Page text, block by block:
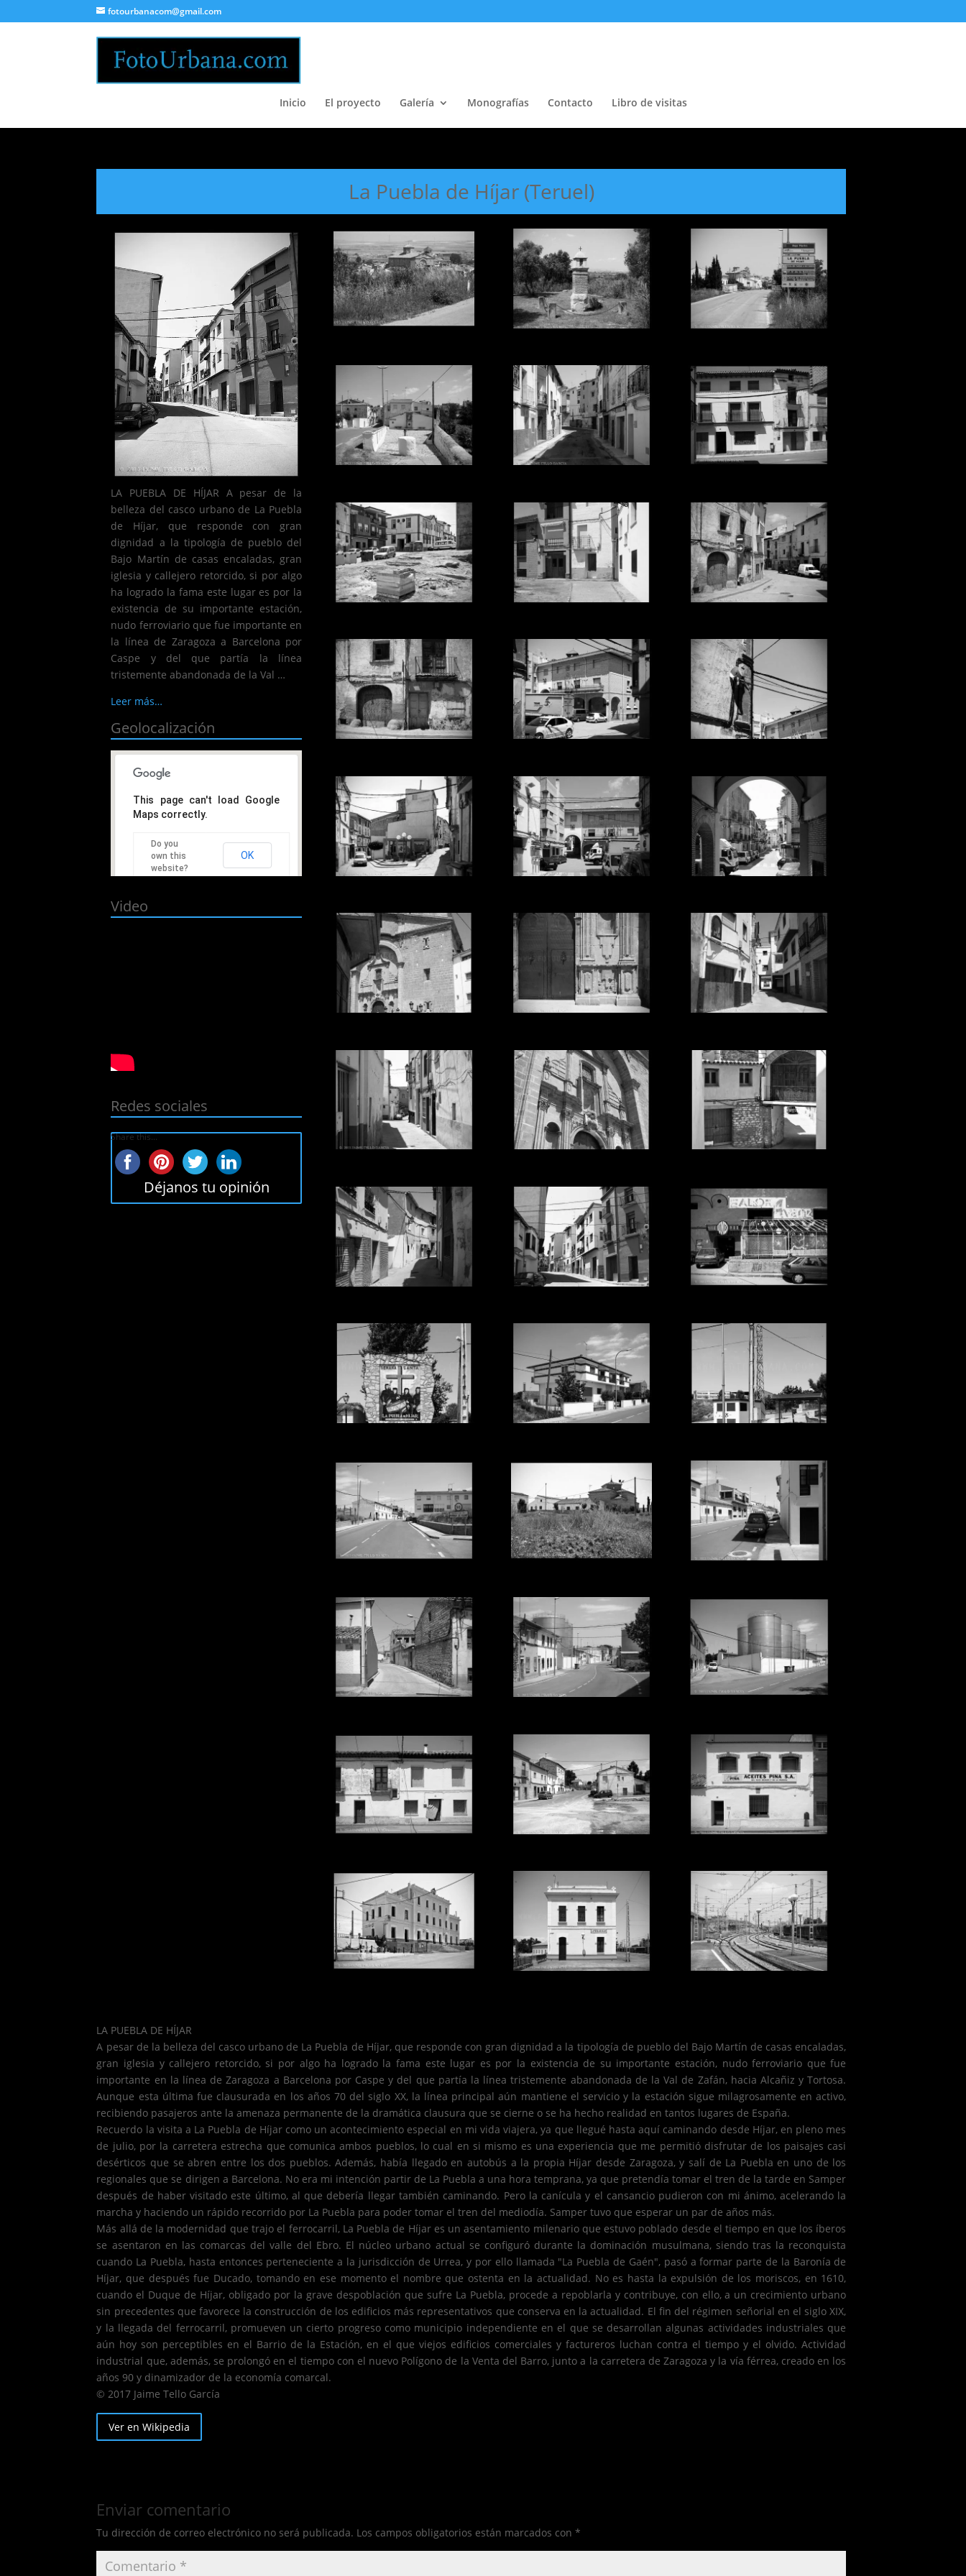
fotourbanacom@gmail.com
Inicio El proyecto Galería Monografías Contacto Libro de visitas
La Puebla de Híjar (Teruel)
LA PUEBLA DE HÍJAR A pesar de la
belleza del casco urbano de La Puebla
de Híjar, que responde con gran
dignidad a la tipología de pueblo del
Bajo Martín de casas encaladas, gran
iglesia y callejero retorcido, si por algo
ha logrado la fama este lugar es por la
existencia de su importante estación,
nudo ferroviario que fue importante en
la línea de Zaragoza a Barcelona por
Caspe y del que partía la línea
tristemente abandonada de la Val …
Leer más…
Geolocalización
This page can't load Google
Maps correctly.
Do you
own this
website?
OK
Video
Redes sociales
Share this...
Déjanos tu opinión
LA PUEBLA DE HÍJAR
A pesar de la belleza del casco urbano de La Puebla de Híjar, que responde con gran dignidad a la tipología de pueblo del Bajo Martín de casas encaladas,
gran iglesia y callejero retorcido, si por algo ha logrado la fama este lugar es por la existencia de su importante estación, nudo ferroviario que fue
importante en la línea de Zaragoza a Barcelona por Caspe y del que partía la línea tristemente abandonada de la Val de Zafán, hacia Alcañiz y Tortosa.
Aunque esta última fue clausurada en los años 70 del siglo XX, la línea principal aún mantiene el servicio y la estación sigue milagrosamente en activo,
recibiendo pasajeros ante la amenaza permanente de la dramática clausura que se cierne o se ha hecho realidad en tantos lugares de España.
Recuerdo la visita a La Puebla de Híjar como un acontecimiento especial en mi vida viajera, ya que llegué hasta aquí caminando desde Híjar, en pleno mes
de julio, por la carretera estrecha que comunica ambos pueblos, lo cual en si mismo es una experiencia que me permitió disfrutar de los paisajes casi
desérticos que se abren entre los dos pueblos. Además, había llegado en autobús a la propia Híjar desde Zaragoza, y salí de La Puebla en uno de los
regionales que se dirigen a Barcelona. No era mi intención partir de La Puebla a una hora temprana, ya que pretendía tomar el tren de la tarde en Samper
después de haber visitado este último, al que debería llegar también caminando. Pero la canícula y el cansancio pudieron con mi ánimo, acelerando la
marcha y haciendo un rápido recorrido por La Puebla para poder tomar el tren del mediodía. Samper tuvo que esperar un par de años más.
Más allá de la modernidad que trajo el ferrocarril, La Puebla de Híjar es un asentamiento milenario que estuvo poblado desde el tiempo en que los íberos
se asentaron en las comarcas del valle del Ebro. El núcleo urbano actual se configuró durante la dominación musulmana, siendo tras la reconquista
cuando La Puebla, hasta entonces perteneciente a la jurisdicción de Urrea, y por ello llamada "La Puebla de Gaén", pasó a formar parte de la Baronía de
Híjar, que después fue Ducado, tomando en ese momento el nombre que ostenta en la actualidad. No es hasta la expulsión de los moriscos, en 1610,
cuando el Duque de Híjar, obligado por la grave despoblación que sufre La Puebla, procede a repoblarla y contribuye, con ello, a un crecimiento urbano
sin precedentes que favorece la construcción de los edificios más representativos que conserva en la actualidad. El fin del régimen señorial en el siglo XIX,
y la llegada del ferrocarril, promueven un cierto progreso como municipio independiente en el que se desarrollan algunas actividades industriales que
aún hoy son perceptibles en el Barrio de la Estación, en el que viejos edificios comerciales y factureros luchan contra el tiempo y el olvido. Actividad
industrial que, además, se prolongó en el tiempo con el nuevo Polígono de la Venta del Barro, junto a la carretera de Zaragoza y la vía férrea, creado en los
años 90 y dinamizador de la economía comarcal.
© 2017 Jaime Tello García
Ver en Wikipedia
Enviar comentario
Tu dirección de correo electrónico no será publicada. Los campos obligatorios están marcados con*